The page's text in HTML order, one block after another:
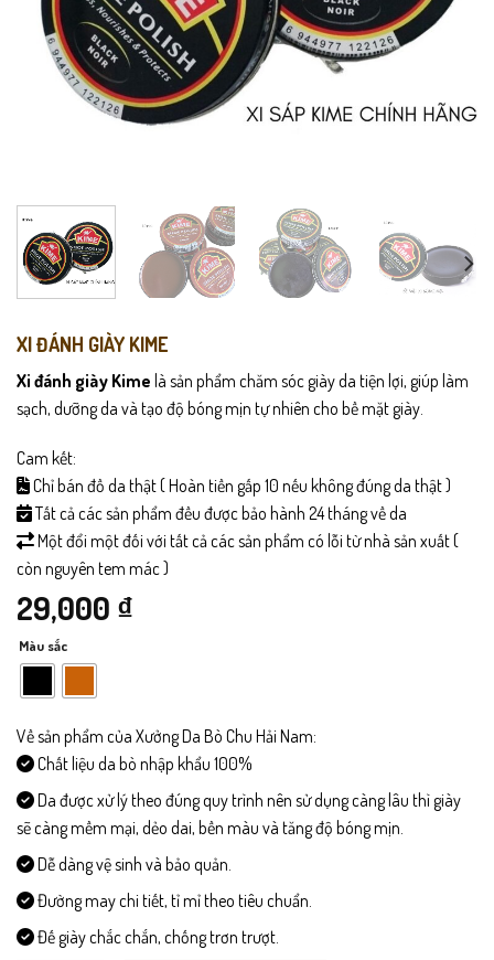
XI ĐÁNH GIÀY KIME
Xi đánh giày Kime là sản phẩm chăm sóc giày da tiện lợi, giúp làm
sạch, dưỡng da và tạo độ bóng mịn tự nhiên cho bề mặt giày.
Cam kết:
Chỉ bán đồ da thật ( Hoàn tiền gấp 10 nếu không đúng da thật )
Tất cả các sản phẩm đều được bảo hành 24 tháng về da
Một đổi một đối với tất cả các sản phẩm có lỗi từ nhà sản xuất (
còn nguyên tem mác )
29,000 ₫
Màu sắc
Về sản phẩm của Xưởng Da Bò Chu Hải Nam:
Chất liệu da bò nhập khẩu 100%
Da được xử lý theo đúng quy trình nên sử dụng càng lâu thì giày
sẽ càng mềm mại, dẻo dai, bền màu và tăng độ bóng mịn.
Dễ dàng vệ sinh và bảo quản.
Đường may chi tiết, tỉ mỉ theo tiêu chuẩn.
Đế giày chắc chắn, chống trơn trượt.